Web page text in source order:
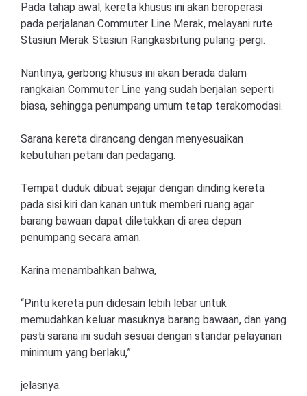
Pada tahap awal, kereta khusus ini akan beroperasi
pada perjalanan Commuter Line Merak, melayani rute
Stasiun Merak Stasiun Rangkasbitung pulang-pergi.
Nantinya, gerbong khusus ini akan berada dalam
rangkaian Commuter Line yang sudah berjalan seperti
biasa, sehingga penumpang umum tetap terakomodasi.
Sarana kereta dirancang dengan menyesuaikan
kebutuhan petani dan pedagang.
Tempat duduk dibuat sejajar dengan dinding kereta
pada sisi kiri dan kanan untuk memberi ruang agar
barang bawaan dapat diletakkan di area depan
penumpang secara aman.
Karina menambahkan bahwa,
“Pintu kereta pun didesain lebih lebar untuk
memudahkan keluar masuknya barang bawaan, dan yang
pasti sarana ini sudah sesuai dengan standar pelayanan
minimum yang berlaku,”
jelasnya.